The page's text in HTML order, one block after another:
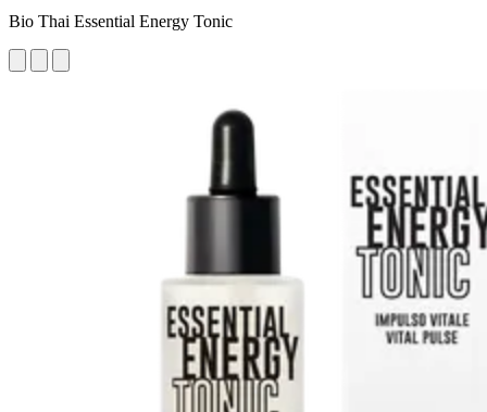
Bio Thai Essential Energy Tonic